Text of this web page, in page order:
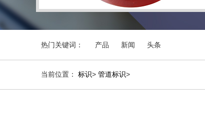
热门关键词： 产品 新闻 头条
当前位置： 标识> 管道标识>